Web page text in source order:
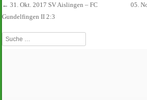
Beitrags-Navigation
← 31. Okt. 2017 SV Aislingen – FC
Gundelfingen II 2:3
05.
Suche